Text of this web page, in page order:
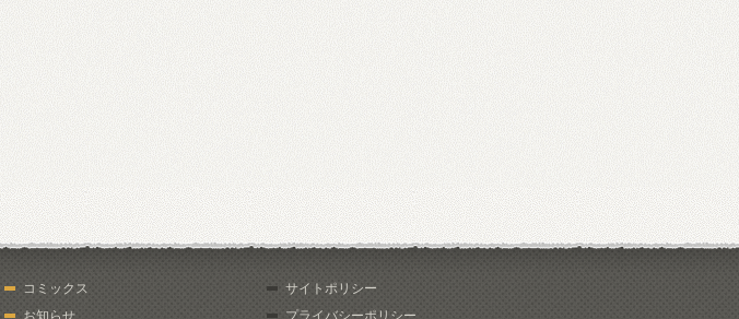
コミックス
お知らせ
サイトポリシー
プライバシーポリシー